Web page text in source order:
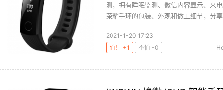
测，拥有睡眠监测、微信内容显示、来
荣耀手环的包装、外观和做工细节，分
2021-1-20 17:23
值！ +1
不值 -0